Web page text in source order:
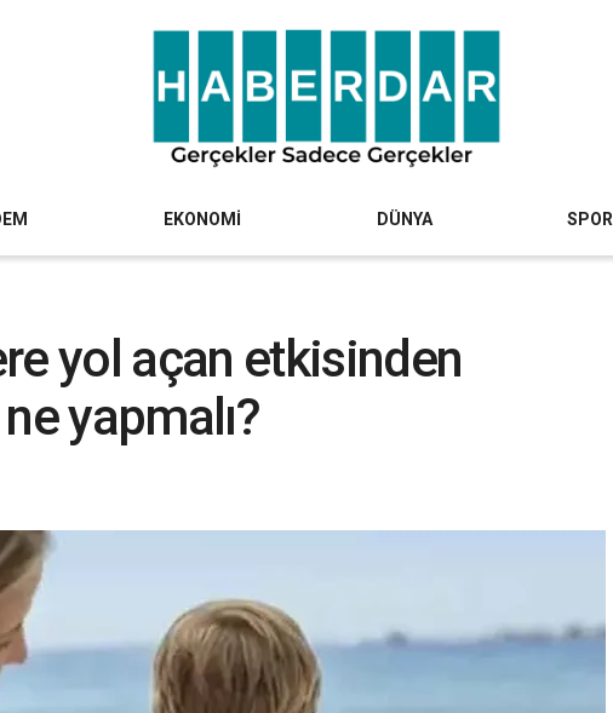
EKONOMİ DÜNYA SPOR
yol açan etkisinden
yapmalı?